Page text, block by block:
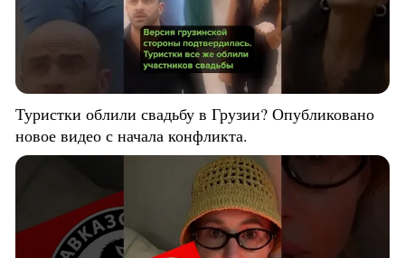
Туристки облили свадьбу в Грузии? Опубликовано
новое видео с начала конфликта.